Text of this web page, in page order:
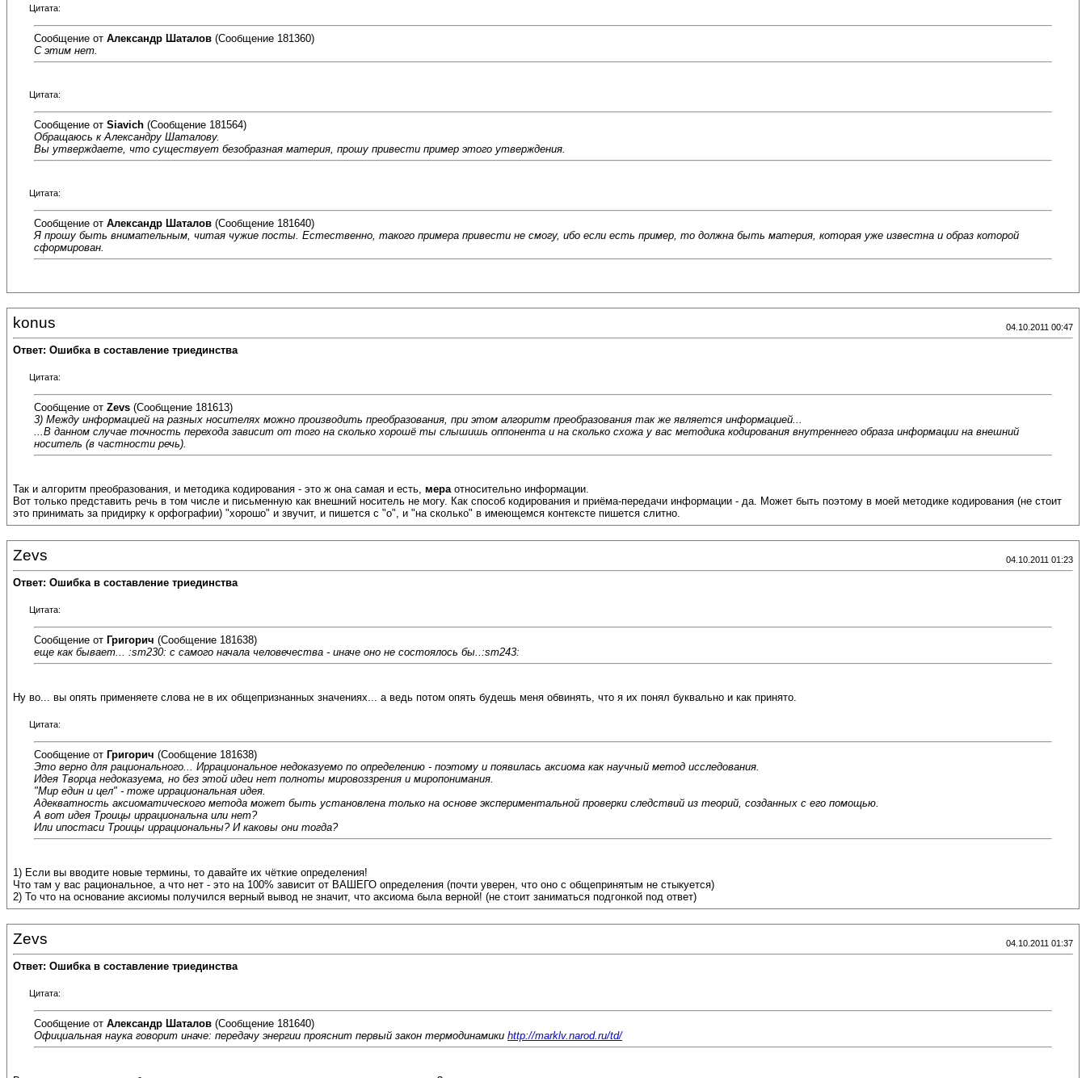
Цитата:
Сообщение от Александр Шаталов (Сообщение 181360)
С этим нет.
Цитата:
Сообщение от Siavich (Сообщение 181564)
Обращаюсь к Александру Шаталову.
Вы утверждаете, что существует безобразная материя, прошу привести пример этого утверждения.
Цитата:
Сообщение от Александр Шаталов (Сообщение 181640)
Я прошу быть внимательным, читая чужие посты. Естественно, такого примера привести не смогу, ибо если есть пример, то должна быть материя, которая уже известна и образ которой
сформирован.
konus 04.10.2011 00:47
Ответ: Ошибка в составление триединства
Цитата:
Сообщение от Zevs (Сообщение 181613)
3) Между информацией на разных носителях можно производить преобразования, при этом алгоритм преобразования так же является информацией...
...В данном случае точность перехода зависит от того на сколько хорошё ты слышишь оппонента и на сколько схожа у вас методика кодирования внутреннего образа информации на внешний
носитель (в частности речь).
Так и алгоритм преобразования, и методика кодирования - это ж она самая и есть, мераотносительно информации.
Вот только представить речь в том числе и письменную как внешний носитель не могу. Как способ кодирования и приёма-передачи информации - да. Может быть поэтому в моей методике кодирования (не стоит
это принимать за придирку к орфографии) "хорошо" и звучит, и пишется с "о", и "на сколько" в имеющемся контексте пишется слитно.
Zevs 04.10.2011 01:23
Ответ: Ошибка в составление триединства
Цитата:
Сообщение от Григорич (Сообщение 181638)
еще как бывает... :sm230: с самого начала человечества - иначе оно не состоялось бы..:sm243:
Ну во... вы опять применяете слова не в их общепризнанных значениях... а ведь потом опять будешь меня обвинять, что я их понял буквально и как принято.
Цитата:
Сообщение от Григорич (Сообщение 181638)
Это верно для рационального... Иррациональное недоказуемо по определению - поэтому и появилась аксиома как научный метод исследования.
Идея Творца недоказуема, но без этой идеи нет полноты мировоззрения и миропонимания.
"Мир един и цел" - тоже иррациональная идея.
Адекватность аксиоматического метода может быть установлена только на основе экспериментальной проверки следствий из теорий, созданных с его помощью.
А вот идея Троицы иррациональна или нет?
Или ипостаси Троицы иррациональны? И каковы они тогда?
1) Если вы вводите новые термины, то давайте их чёткие определения!
Что там у вас рациональное, а что нет - это на 100% зависит от ВАШЕГО определения (почти уверен, что оно с общепринятым не стыкуется)
2) То что на основание аксиомы получился верный вывод не значит, что аксиома была верной! (не стоит заниматься подгонкой под ответ)
Zevs 04.10.2011 01:37
Ответ: Ошибка в составление триединства
Цитата:
Сообщение от Александр Шаталов (Сообщение 181640)
Официальная наука говорит иначе: передачу энергии прояснит первый закон термодинамики http://marklv.narod.ru/td/